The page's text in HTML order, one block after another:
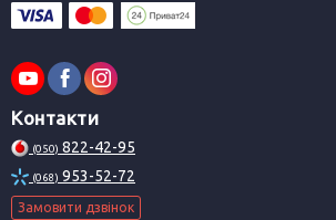
Контакти
(050) 822-42-95
(068) 953-52-72
Замовити дзвінок